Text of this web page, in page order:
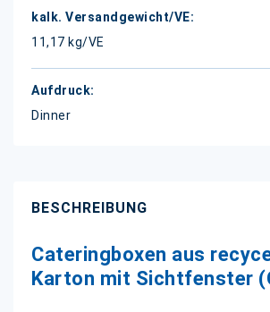
11,17 kg/VE
Dinner
BESCHREIBUNG
Cateringboxen aus
Karton mit Sichtfenster